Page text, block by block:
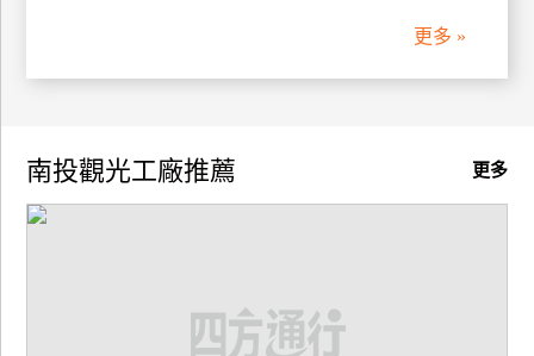
作
更多 »
更多
南投觀光工廠推薦